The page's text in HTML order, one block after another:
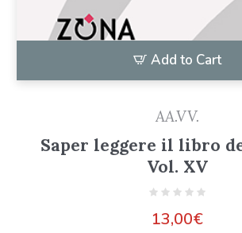
Add to Cart
AA.VV.
Saper leggere il libro
Vol. XV
13,00€